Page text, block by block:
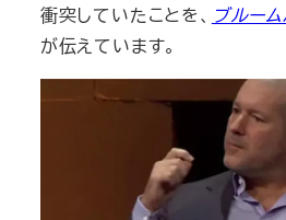
衝突していたことを、 ブルー
が伝えています。